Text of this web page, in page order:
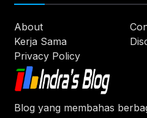
Blog yang membahas
About
Kerja Sama
Privacy Policy